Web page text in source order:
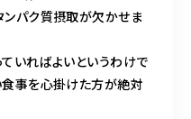
ンパク質摂取が欠かせま
いればよいというわけで
食事を心掛けた方が絶対